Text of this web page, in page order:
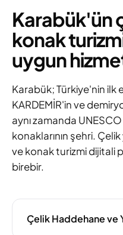
Karabük'ün
konak
uygun
Karabük; Türkiye'nin
KARDEMİR'in ve
aynı zamanda
konaklarının şehri.
ve konak turizmi dijitali
birebir.
Çelik Haddehane ve